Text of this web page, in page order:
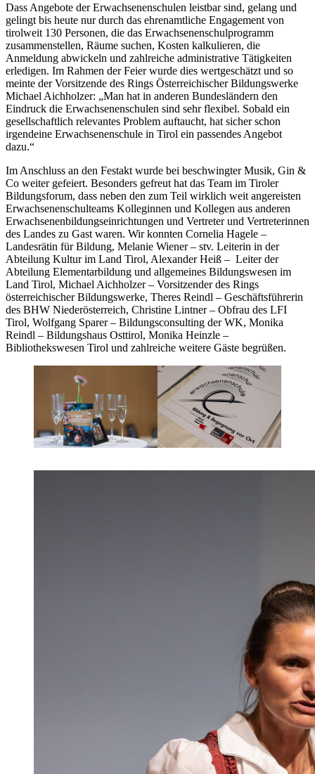
Dass Angebote der Erwachsenenschulen leistbar sind, gelang und
gelingt bis heute nur durch das ehrenamtliche Engagement von
tirolweit 130 Personen, die das Erwachsenenschulprogramm
zusammenstellen, Räume suchen, Kosten kalkulieren, die
Anmeldung abwickeln und zahlreiche administrative Tätigkeiten
erledigen. Im Rahmen der Feier wurde dies wertgeschätzt und so
meinte der Vorsitzende des Rings Österreichischer Bildungswerke
Michael Aichholzer: „Man hat in anderen Bundesländern den
Eindruck die Erwachsenenschulen sind sehr flexibel. Sobald ein
gesellschaftlich relevantes Problem auftaucht, hat sicher schon
irgendeine Erwachsenenschule in Tirol ein passendes Angebot
dazu.“
Im Anschluss an den Festakt wurde bei beschwingter Musik, Gin &
Co weiter gefeiert. Besonders gefreut hat das Team im Tiroler
Bildungsforum, dass neben den zum Teil wirklich weit angereisten
Erwachsenenschulteams Kolleginnen und Kollegen aus anderen
Erwachsenenbildungseinrichtungen und Vertreter und Vertreterinnen
des Landes zu Gast waren. Wir konnten Cornelia Hagele –
Landesrätin für Bildung, Melanie Wiener – stv. Leiterin in der
Abteilung Kultur im Land Tirol, Alexander Heiß – Leiter der
Abteilung Elementarbildung und allgemeines Bildungswesen im
Land Tirol, Michael Aichholzer – Vorsitzender des Rings
österreichischer Bildungswerke, Theres Reindl – Geschäftsführerin
des BHW Niederösterreich, Christine Lintner – Obfrau des LFI
Tirol, Wolfgang Sparer – Bildungsconsulting der WK, Monika
Reindl – Bildungshaus Osttirol, Monika Heinzle –
Bibliothekswesen Tirol und zahlreiche weitere Gäste begrüßen.